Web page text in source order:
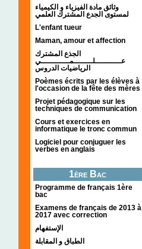
وثائق مادة الفيزياء و الكيمياء
L'enfant tueur
Maman, amour et affection
الجذع المشترك
عـــــــــــلــــــــمــــــــــــي
الرياضيات الدروس
Poèmes écrits par les élèves à
l'occasion de la fête des mères
Projet pédagogique sur les
techniques de communication
Cours et exercices en
informatique le tronc commun
Logiciel pour conjuguer les
verbes en anglais
1ère Bac
Programme de français 1ère
bac
Examens de français de 2013 à
2017 avec correction
الإستفهام
الطباق و المقابلة